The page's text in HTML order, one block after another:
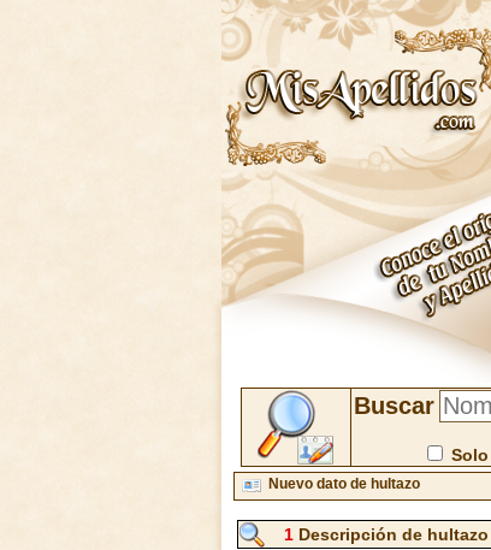
Buscar
Nuevo dato de hultazo
1Descripción de hultazo